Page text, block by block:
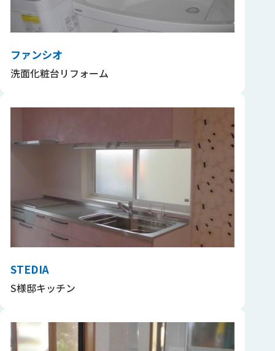
ファンシオ
洗面化粧台リフォーム
STEDIA
S様邸キッチン